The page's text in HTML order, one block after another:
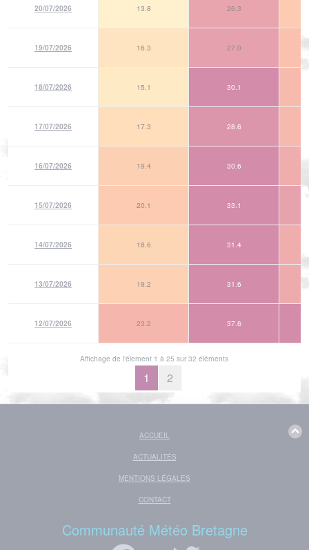
20/07/2026 13.8 26.3
19/07/2026 16.3 27.0
18/07/2026 15.1 30.1
17/07/2026 17.3 28.6
16/07/2026 19.4 30.6
15/07/2026 20.1 33.1
14/07/2026 18.6 31.4
13/07/2026 19.2 31.6
12/07/2026 23.2 37.6
Affichage de l'élement 1 à 25 sur 32 éléments
1 2
ACCUEIL
ACTUALITÉS
MENTIONS LÉGALES
CONTACT
Communauté Météo Bretagne